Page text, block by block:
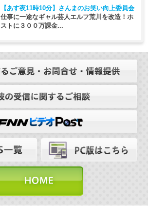
【あす夜11時10分】 さんまのお笑い向上委員会
仕事に一途なギャル芸人エルフ荒川を改造！ホ
ストに３００万課金...